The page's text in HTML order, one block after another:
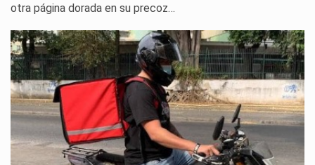
otra página dorada en su precoz…